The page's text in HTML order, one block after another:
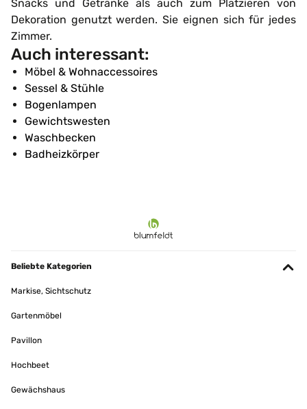
Snacks und Getränke als auch zum Platzieren von
Dekoration genutzt werden. Sie eignen sich für jedes
Zimmer.
Auch interessant:
Möbel & Wohnaccessoires
Sessel & Stühle
Bogenlampen
Gewichtswesten
Waschbecken
Badheizkörper
Beliebte Kategorien
Markise, Sichtschutz
Gartenmöbel
Pavillon
Hochbeet
Gewächshaus